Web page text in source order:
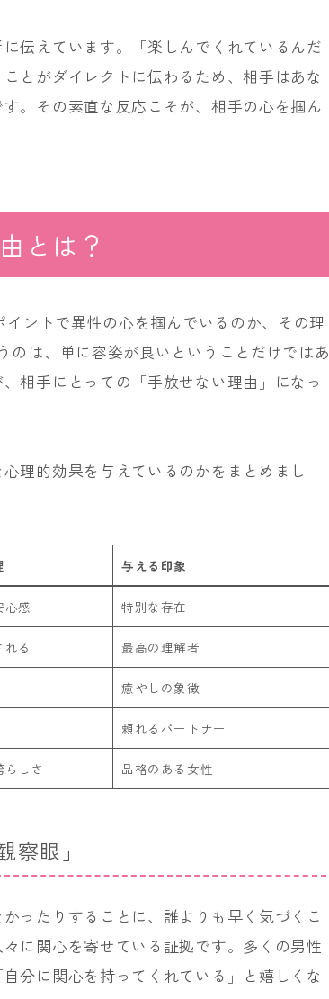
伝えています。「楽しんでくれているんだ
とがダイレクトに伝わるため、相手はあな
。その素直な反応こそが、相手の心を掴ん
とは？
ントで異性の心を掴んでいるのか、その理
のは、単に容姿が良いということだけではあ
相手にとっての「手放せない理由」になっ
理的効果を与えているのかをまとめまし
与える印象
心感 特別な存在
る 最高の理解者
癒やしの象徴
頼れるパートナー
しさ 品格のある女性
眼」
ったりすることに、誰よりも早く気づくこ
に関心を寄せている証拠です。多くの男性
分に関心を持ってくれている」と嬉しくな